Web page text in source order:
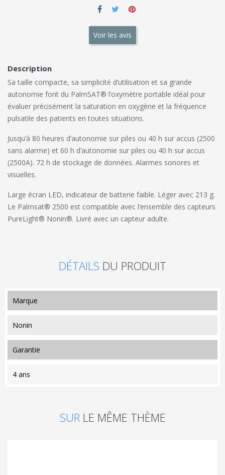
Voir les avis
Description
Sa taille compacte, sa simplicité d’utilisation et sa grande
autonomie font du PalmSAT® l’oxymètre portable idéal pour
évaluer précisément la saturation en oxygène et la fréquence
pulsatile des patients en toutes situations.
Jusqu’à 80 heures d’autonomie sur piles ou 40 h sur accus (2500
sans alarme) et 60 h d’autonomie sur piles ou 40 h sur accus
(2500A). 72 h de stockage de données. Alarmes sonores et
visuelles.
Large écran LED, indicateur de batterie faible. Léger avec 213 g.
Le Palmsat® 2500 est compatible avec l’ensemble des capteurs
PureLight® Nonin®. Livré avec un capteur adulte.
DÉTAILS DU PRODUIT
marque
Nonin
garantie
4 ans
SUR LE MÊME THÈME